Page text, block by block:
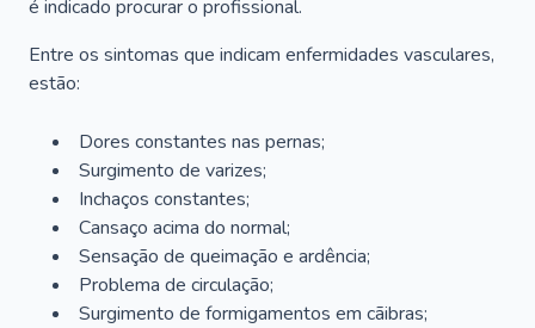
é indicado procurar o profissional.
Entre os sintomas que indicam enfermidades vasculares,
estão:
Dores constantes nas pernas;
Surgimento de varizes;
Inchaços constantes;
Cansaço acima do normal;
Sensação de queimação e ardência;
Problema de circulação;
Surgimento de formigamentos em cãibras;